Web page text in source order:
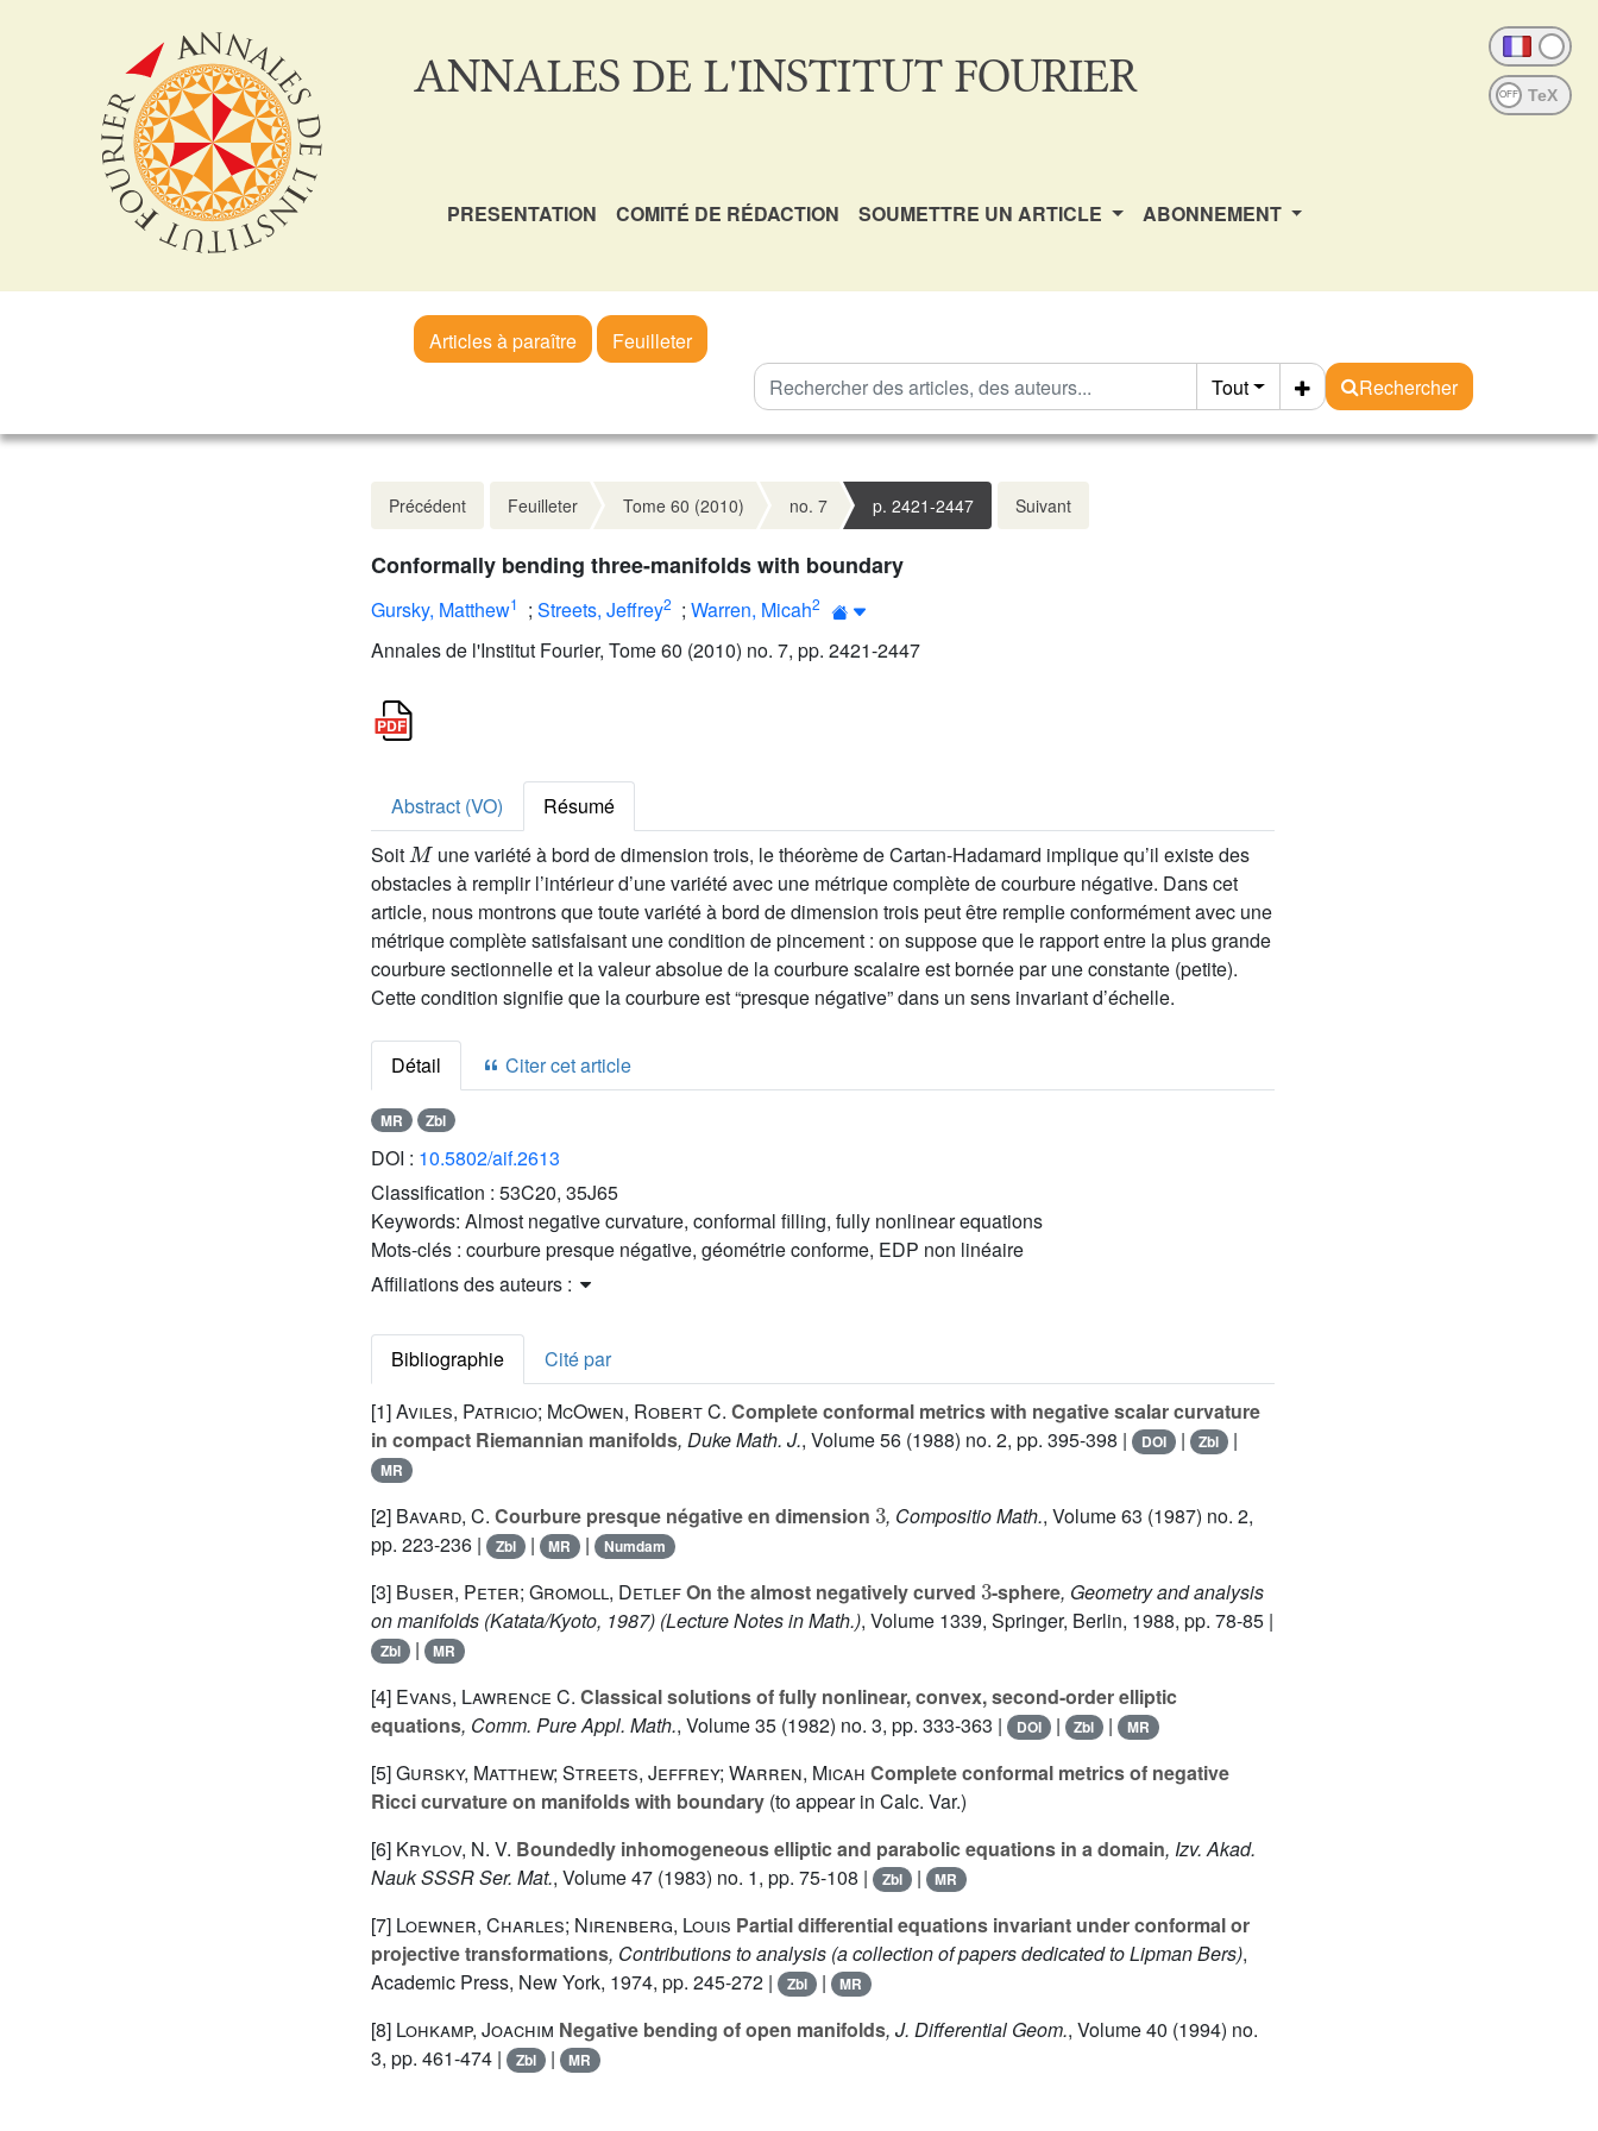
ANNALES DE L'INSTITUT FOURIER OFF
PRESENTATION COMITÉ DE RÉDACTION SOUMETTRE UN ARTICLE ABONNEMENT
Articles à paraître
Feuilleter
Tout
Rechercher
Précédent Feuilleter Tome 60 (2010) no. 7 p. 2421-2447 Suivant
Conformally bending three-manifolds with boundary
Gursky, Matthew1 ; Streets, Jeffrey2 ; Warren, Micah2
Annales de l'Institut Fourier, Tome 60 (2010) no. 7, pp. 2421-2447
Abstract (VO)
Résumé
Soit
M
une variété à bord de dimension trois, le théorème de Cartan-Hadamard implique qu’il existe des
obstacles à remplir l’intérieur d’une variété avec une métrique complète de courbure négative. Dans cet
article, nous montrons que toute variété à bord de dimension trois peut être remplie conformément avec une
métrique complète satisfaisant une condition de pincement : on suppose que le rapport entre la plus grande
courbure sectionnelle et la valeur absolue de la courbure scalaire est bornée par une constante (petite).
Cette condition signifie que la courbure est “presque négative” dans un sens invariant d’échelle.
Détail Citer cet article
MR Zbl
DOI : 10.5802/aif.2613
Classification : 53C20, 35J65
Keywords: Almost negative curvature, conformal filling, fully nonlinear equations
Mots-clés : courbure presque négative, géométrie conforme, EDP non linéaire
Affiliations des auteurs :
Bibliographie
Cité par
[1]Aviles, Patricio; McOwen, Robert C. Complete conformal metrics with negative scalar curvature
in compact Riemannian manifolds, Duke Math. J., Volume 56 (1988) no. 2, pp. 395-398 | DOI | Zbl |
MR
[2] Bavard, C. Courbure presque négative en dimension , Compositio Math., Volume 63 (1987) no. 2,
pp. 223-236 |
Zbl | MR | Numdam
[3] Buser, Peter; Gromoll, DetlefOn the almost negatively curved -sphere, Geometry and analysis
on manifolds (Katata/Kyoto, 1987) (Lecture Notes in Math.), Volume 1339, Springer, Berlin, 1988, pp. 78-85 |
Zbl | MR
[4] Evans, Lawrence C. Classical solutions of fully nonlinear, convex, second-order elliptic
equations, Comm. Pure Appl. Math., Volume 35 (1982) no. 3, pp. 333-363 | DOI | Zbl | MR
[5]Gursky, Matthew; Streets, Jeffrey; Warren, Micah Complete conformal metrics of negative
Ricci curvature on manifolds with boundary (to appear in Calc. Var.)
[6] Krylov, N. V. Boundedly inhomogeneous elliptic and parabolic equations in a domain, Izv. Akad.
Nauk SSSR Ser. Mat., Volume 47 (1983) no. 1, pp. 75-108 | Zbl | MR
[7] Loewner, Charles; Nirenberg, Louis Partial differential equations invariant under conformal or
projective transformations, Contributions to analysis (a collection of papers dedicated to Lipman Bers),
Academic Press, New York, 1974, pp. 245-272 |
Zbl | MR
[8] Lohkamp, Joachim Negative bending of open manifolds, J. Differential Geom., Volume 40 (1994) no.
3, pp. 461-474 |
Zbl | MR